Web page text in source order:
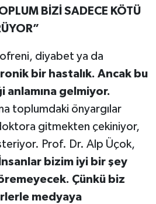
BİZİ SADECE KÖTÜ
diyabet ya da
bir hastalık. Ancak bu
gelmiyor.
toplumdaki önyargılar
gitmekten çekiniyor,
Prof. Dr. Alp Üçok,
İnsanlar bizim iyi bir şey
Çünkü biz
medyaya